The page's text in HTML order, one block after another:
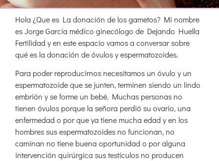
Hola ¿Que es La donación de los gametos? Mi nombre
es Jorge García médico ginecólogo de Dejando Huella
Fertilidad y en este espacio vamos a conversar sobre
qué es la donación de óvulos y espermatozoides.
Para poder reproducirnos necesitamos un óvulo y un
espermatozoide que se junten, terminen siendo un lindo
embrión y se forme un bebé. Muchas personas no
tienen óvulos porque la señora perdió su ovario, una
enfermedad o por que ya tiene mucha edad y en los
hombres sus espermatozoides no funcionan, no
caminan no tiene buena oportunidad o por alguna
intervención quirúrgica sus testículos no producen